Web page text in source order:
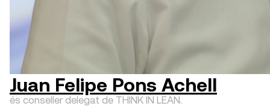
Juan Felipe Pons Achell
és conseller delegat de THINK IN LEAN.